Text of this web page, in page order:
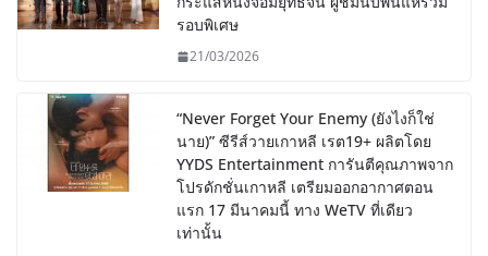
รอบพิเศษ
21/03/2026
“Never Forget Your Enemy (ยังไงก็ใช่
นาย)” ซีรีส์วายเกาหลี เรต19+ ผลิตโดย
YYDS Entertainment การันตีคุณภาพจาก
โปรดักชั่นเกาหลี เตรียมออกอากาศตอน
แรก 17 มีนาคมนี้ ทาง WeTV ที่เดียว
เท่านั้น